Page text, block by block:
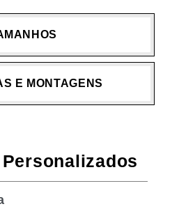
E MONTAGENS